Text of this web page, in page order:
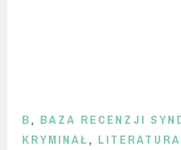
B, BAZA RECENZJI
KRYMINAŁ,